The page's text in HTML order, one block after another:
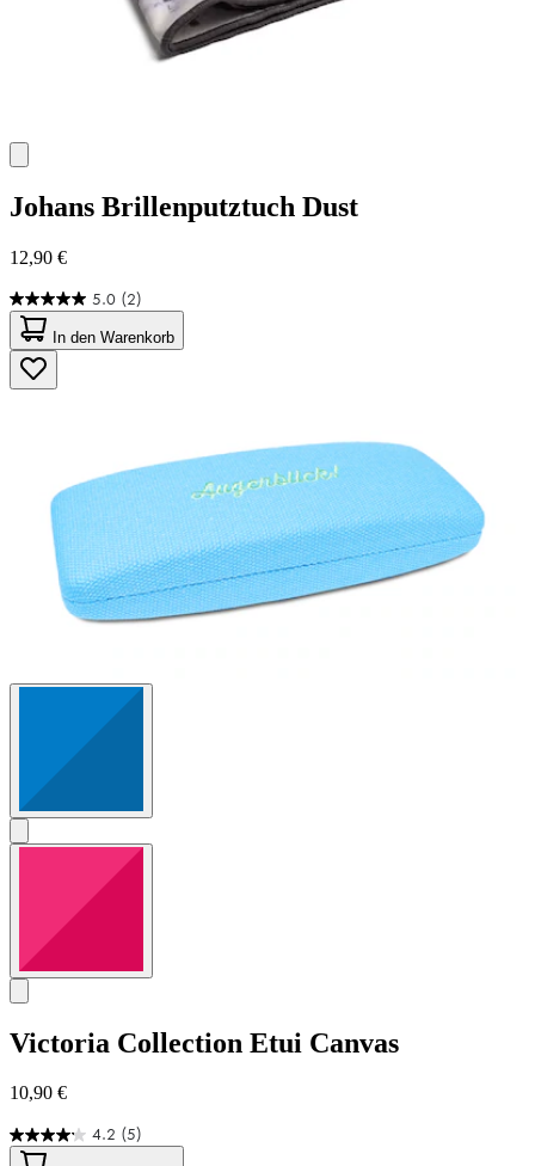
Johans Brillenputztuch Dust
12,90 €
5.0 (2)
5.0
von
5
Sternen.
2
In den Warenkorb
Victoria Collection Etui Canvas
10,90 €
4.2 (5)
4.2